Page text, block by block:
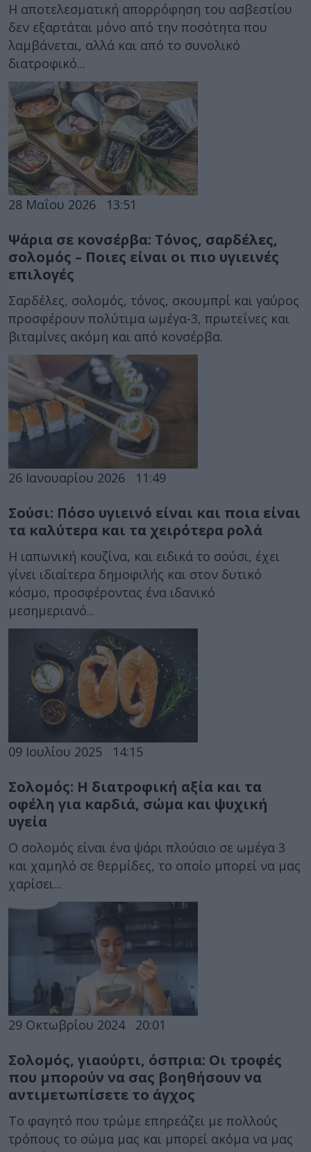
Η αποτελεσματική απορρόφηση του ασβεστίου
δεν εξαρτάται μόνο από την ποσότητα που
λαμβάνεται, αλλά και από το συνολικό
διατροφικό...
28 Μαΐου 2026 13:51
Ψάρια σε κονσέρβα: Τόνος, σαρδέλες,
σολομός – Ποιες είναι οι πιο υγιεινές
επιλογές
Σαρδέλες, σολομός, τόνος, σκουμπρί και γαύρος
προσφέρουν πολύτιμα ωμέγα-3, πρωτεΐνες και
βιταμίνες ακόμη και από κονσέρβα.
26 Ιανουαρίου 2026 11:49
Σούσι: Πόσο υγιεινό είναι και ποια είναι
τα καλύτερα και τα χειρότερα ρολά
Η ιαπωνική κουζίνα, και ειδικά το σούσι, έχει
γίνει ιδιαίτερα δημοφιλής και στον δυτικό
κόσμο, προσφέροντας ένα ιδανικό
μεσημεριανό...
09 Ιουλίου 2025 14:15
Σολομός: Η διατροφική αξία και τα
οφέλη για καρδιά, σώμα και ψυχική
υγεία
Ο σολομός είναι ένα ψάρι πλούσιο σε ωμέγα 3
και χαμηλό σε θερμίδες, το οποίο μπορεί να μας
χαρίσει...
29 Οκτωβρίου 2024 20:01
Σολομός, γιαούρτι, όσπρια: Οι τροφές
που μπορούν να σας βοηθήσουν να
αντιμετωπίσετε το άγχος
Το φαγητό που τρώμε επηρεάζει με πολλούς
τρόπους το σώμα μας και μπορεί ακόμα να μας